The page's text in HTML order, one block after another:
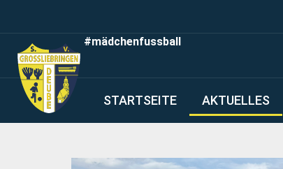
#mädchenfussball
STARTSEITE AKTUELLES